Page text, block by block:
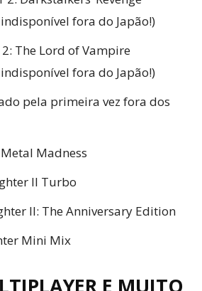
fora do Japão!)
The Lord of Vampire
fora do Japão!)
pela primeira vez fora dos
Madness
II Turbo
II: The Anniversary Edition
Mini Mix